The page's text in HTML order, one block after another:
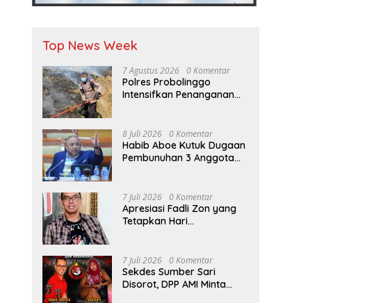
Top News Week
7 Agustus 2026 0 Komentar
Polres Probolinggo
Intensifkan Penanganan
8 Juli 2026 0 Komentar
Habib Aboe Kutuk Dugaan
Pembunuhan 3 Anggota
7 Juli 2026 0 Komentar
Apresiasi Fadli Zon yang
Tetapkan Hari
Hizkia: Pelaksanaan
Amanat Konstitusi
7 Juli 2026 0 Komentar
Sekdes Sumber Sari
Disorot, DPP AMI Minta